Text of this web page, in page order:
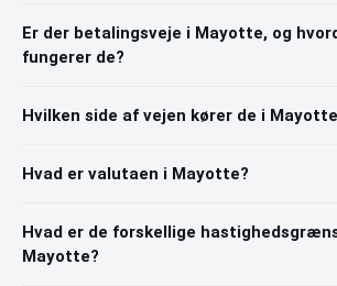
Er der betalingsveje i Mayotte, og
fungerer de?
Hvilken side af vejen kører de i
Hvad er valutaen i Mayotte?
Hvad er de forskellige
Mayotte?